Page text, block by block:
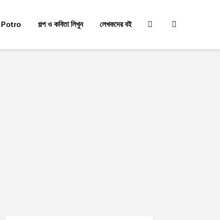
গল্প ও কবিতা লিখুন লেখকদের বই